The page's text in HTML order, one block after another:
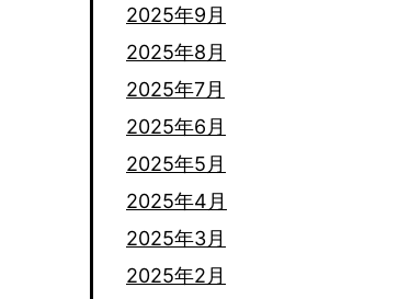
2025年9月
2025年8月
2025年7月
2025年6月
2025年5月
2025年4月
2025年3月
2025年2月